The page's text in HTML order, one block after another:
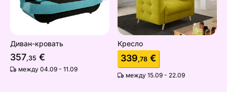
Диван-кровать
357,35 €
между 04.09 - 11.09
Кресло
339,78 €
между 15.09 - 22.09